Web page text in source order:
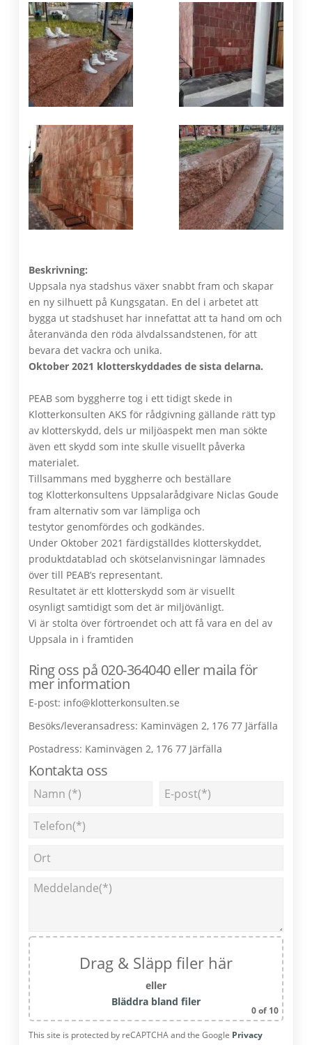
Beskrivning:
Uppsala nya stadshus växer snabbt fram och skapar
en ny silhuett på Kungsgatan. En del i arbetet att
bygga ut stadshuset har innefattat att ta hand om och
återanvända den röda älvdalssandstenen, för att
bevara det vackra och unika.
Oktober 2021 klotterskyddades de sista delarna.
PEAB som byggherre tog i ett tidigt skede in
Klotterkonsulten AKS för rådgivning gällande rätt typ
av klotterskydd, dels ur miljöaspekt men man sökte
även ett skydd som inte skulle visuellt påverka
materialet.
Tillsammans med byggherre och beställare
tog Klotterkonsultens Uppsalarådgivare Niclas Goude
fram alternativ som var lämpliga och
testytor genomfördes och godkändes.
Under Oktober 2021 färdigställdes klotterskyddet,
produktdatablad och skötselanvisningar lämnades
över till PEAB’s representant.
Resultatet är ett klotterskydd som är visuellt
osynligt samtidigt som det är miljövänligt.
Vi är stolta över förtroendet och att få vara en del av
Uppsala in i framtiden
Ring oss på 020-364040 eller maila för
mer information
E-post: info@klotterkonsulten.se
Besöks/leveransadress: Kaminvägen 2, 176 77 Järfälla
Postadress: Kaminvägen 2, 176 77 Järfälla
Kontakta oss
Drag & Släpp filer här
eller
Bläddra bland filer
0of 10
This site is protected by reCAPTCHA and the Google Privacy